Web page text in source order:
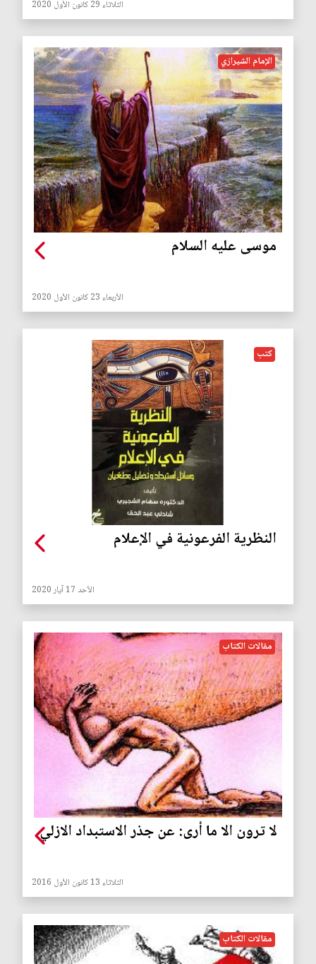
الثلاثاء 29 كانون الأول 2020
الإمام الشيرازي
موسى عليه السلام
الأربعاء 23 كانون الأول 2020
كتب
النظرية الفرعونية في الإعلام
الأحد 17 آيار 2020
مقالات الكتاب
لا ترون الا ما أرى: عن جذر الاستبداد الازلي
الثلاثاء 13 كانون الأول 2016
مقالات الكتاب